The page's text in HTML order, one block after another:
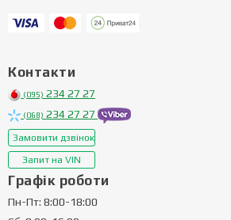
Контакти
(095) 234 27 27
(068) 234 27 27
Замовити дзвінок
Запит на VIN
Графік роботи
Пн-Пт: 8:00-18:00